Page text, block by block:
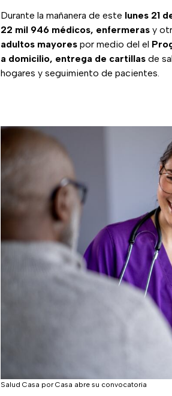
Durante la mañanera de este lunes 21
22 mil 946 médicos, enfermeras y
adultos mayores por medio del el
a domicilio, entrega de cartillas de
hogares y seguimiento de pacientes.
Salud Casa por Casa abre su convocatoria